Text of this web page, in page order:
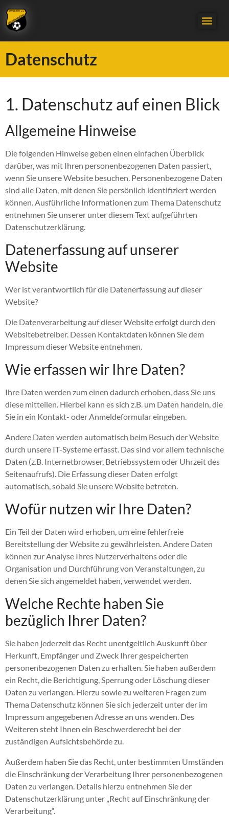
Datenschutz
1. Datenschutz auf einen Blick
Allgemeine Hinweise
Die folgenden Hinweise geben einen einfachen Überblick
darüber, was mit Ihren personenbezogenen Daten passiert,
wenn Sie unsere Website besuchen. Personenbezogene Daten
sind alle Daten, mit denen Sie persönlich identifiziert werden
können. Ausführliche Informationen zum Thema Datenschutz
entnehmen Sie unserer unter diesem Text aufgeführten
Datenschutzerklärung.
Datenerfassung auf unserer
Website
Wer ist verantwortlich für die Datenerfassung auf dieser
Website?
Die Datenverarbeitung auf dieser Website erfolgt durch den
Websitebetreiber. Dessen Kontaktdaten können Sie dem
Impressum dieser Website entnehmen.
Wie erfassen wir Ihre Daten?
Ihre Daten werden zum einen dadurch erhoben, dass Sie uns
diese mitteilen. Hierbei kann es sich z.B. um Daten handeln, die
Sie in ein Kontakt- oder Anmeldeformular eingeben.
Andere Daten werden automatisch beim Besuch der Website
durch unsere IT-Systeme erfasst. Das sind vor allem technische
Daten (z.B. Internetbrowser, Betriebssystem oder Uhrzeit des
Seitenaufrufs). Die Erfassung dieser Daten erfolgt
automatisch, sobald Sie unsere Website betreten.
Wofür nutzen wir Ihre Daten?
Ein Teil der Daten wird erhoben, um eine fehlerfreie
Bereitstellung der Website zu gewährleisten. Andere Daten
können zur Analyse Ihres Nutzerverhaltens oder die
Organisation und Durchführung von Veranstaltungen, zu
denen Sie sich angemeldet haben, verwendet werden.
Welche Rechte haben Sie
bezüglich Ihrer Daten?
Sie haben jederzeit das Recht unentgeltlich Auskunft über
Herkunft, Empfänger und Zweck Ihrer gespeicherten
personenbezogenen Daten zu erhalten. Sie haben außerdem
ein Recht, die Berichtigung, Sperrung oder Löschung dieser
Daten zu verlangen. Hierzu sowie zu weiteren Fragen zum
Thema Datenschutz können Sie sich jederzeit unter der im
Impressum angegebenen Adresse an uns wenden. Des
Weiteren steht Ihnen ein Beschwerderecht bei der
zuständigen Aufsichtsbehörde zu.
Außerdem haben Sie das Recht, unter bestimmten Umständen
die Einschränkung der Verarbeitung Ihrer personenbezogenen
Daten zu verlangen. Details hierzu entnehmen Sie der
Datenschutzerklärung unter „Recht auf Einschränkung der
Verarbeitung“.